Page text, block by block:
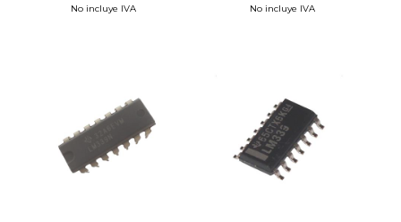
No incluye IVA No incluye IVA